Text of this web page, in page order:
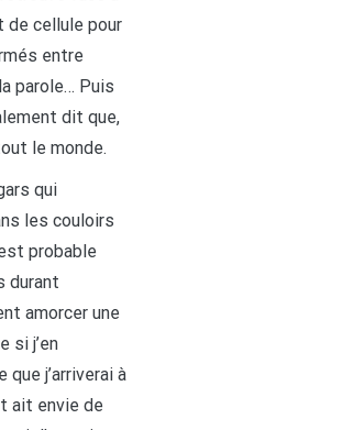
de cellule pour
entre
parole… Puis
dit que,
le monde.
qui
les couloirs
probable
durant
amorcer une
si j’en
j’arriverai à
ait envie de